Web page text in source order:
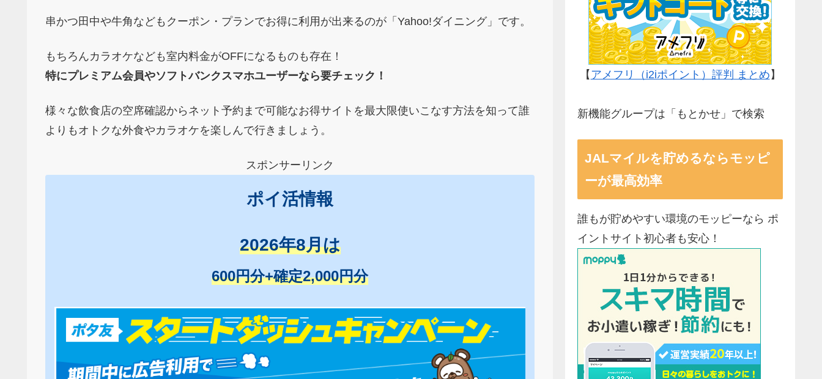
串かつ田中や牛角などもクーポン・プランでお得に利用が出来るのが「Yahoo!ダイニング」です。
もちろんカラオケなども室内料金がOFFになるものも存在！
特にプレミアム会員やソフトバンクスマホユーザーなら要チェック！
様々な飲食店の空席確認からネット予約まで可能なお得サイトを最大限使いこなす方法を知って誰
よりもオトクな外食やカラオケを楽しんで行きましょう。
スポンサーリンク
ポイ活情報
2026年8月は
600円分+確定2,000円分
【 アメフリ（i2iポイント）評判 まとめ 】
新機能グループは「もとかせ」で検索
JALマイルを貯めるならモッピ
ーが最高効率
誰もが貯めやすい環境のモッピーなら ポ
イントサイト初心者も安心！